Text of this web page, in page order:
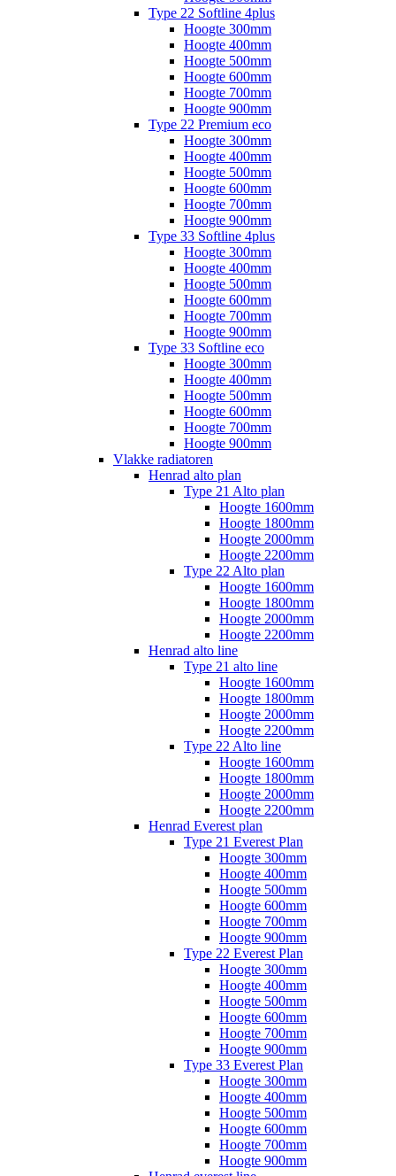
Type 22 Softline 4plus
Hoogte 300mm
Hoogte 400mm
Hoogte 500mm
Hoogte 600mm
Hoogte 700mm
Hoogte 900mm
Type 22 Premium eco
Hoogte 300mm
Hoogte 400mm
Hoogte 500mm
Hoogte 600mm
Hoogte 700mm
Hoogte 900mm
Type 33 Softline 4plus
Hoogte 300mm
Hoogte 400mm
Hoogte 500mm
Hoogte 600mm
Hoogte 700mm
Hoogte 900mm
Type 33 Softline eco
Hoogte 300mm
Hoogte 400mm
Hoogte 500mm
Hoogte 600mm
Hoogte 700mm
Hoogte 900mm
Vlakke radiatoren
Henrad alto plan
Type 21 Alto plan
Hoogte 1600mm
Hoogte 1800mm
Hoogte 2000mm
Hoogte 2200mm
Type 22 Alto plan
Hoogte 1600mm
Hoogte 1800mm
Hoogte 2000mm
Hoogte 2200mm
Henrad alto line
Type 21 alto line
Hoogte 1600mm
Hoogte 1800mm
Hoogte 2000mm
Hoogte 2200mm
Type 22 Alto line
Hoogte 1600mm
Hoogte 1800mm
Hoogte 2000mm
Hoogte 2200mm
Henrad Everest plan
Type 21 Everest Plan
Hoogte 300mm
Hoogte 400mm
Hoogte 500mm
Hoogte 600mm
Hoogte 700mm
Hoogte 900mm
Type 22 Everest Plan
Hoogte 300mm
Hoogte 400mm
Hoogte 500mm
Hoogte 600mm
Hoogte 700mm
Hoogte 900mm
Type 33 Everest Plan
Hoogte 300mm
Hoogte 400mm
Hoogte 500mm
Hoogte 600mm
Hoogte 700mm
Hoogte 900mm